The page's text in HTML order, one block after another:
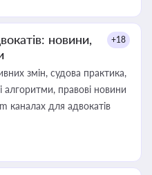
новини,
+18
змін, судова практика,
алгоритми, правові новини
каналах для адвокатів